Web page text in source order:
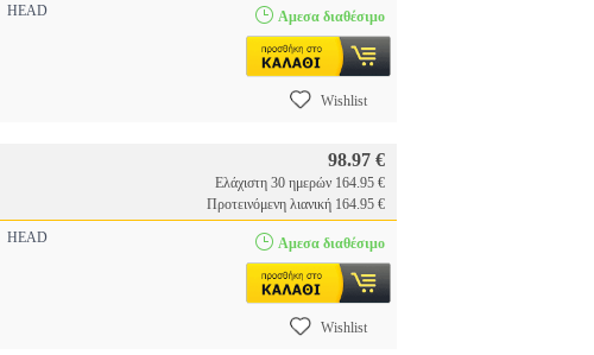
HEAD Αμεσα διαθέσιμο
Wishlist
98.97 €
Ελάχιστη 30 ημερών 164.95 €
Προτεινόμενη λιανική 164.95 €
HEAD Αμεσα διαθέσιμο
Wishlist